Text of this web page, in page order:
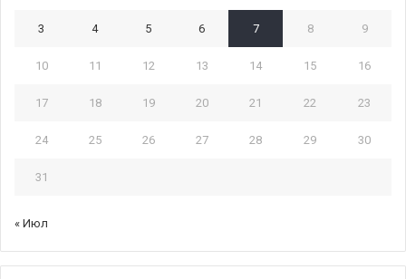
3 4 5 6 7 8 9
10 11 12 13 14 15 16
17 18 19 20 21 22 23
24 25 26 27 28 29 30
31
« Июл